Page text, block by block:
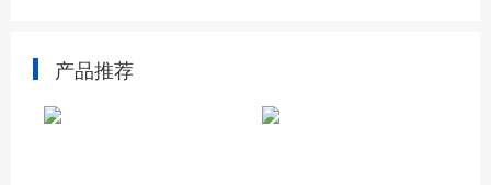
产品推荐